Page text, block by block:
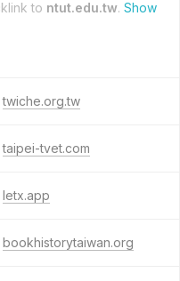
to ntut.edu.tw. Show
twiche.org.tw
taipei-tvet.com
letx.app
bookhistorytaiwan.org